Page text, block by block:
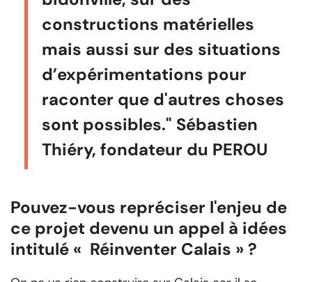
constructions matérielles
mais aussi sur des situations
d’expérimentations pour
raconter que d'autres choses
sont possibles." Sébastien
Thiéry, fondateur du PEROU
Pouvez-vous repréciser l'enjeu de
ce projet devenu un appel à idées
intitulé « Réinventer Calais » ?